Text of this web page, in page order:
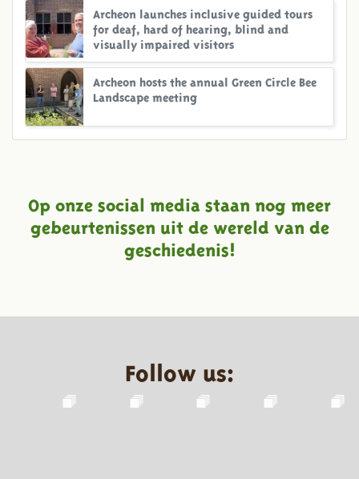
Archeon launches inclusive guided tours
for deaf, hard of hearing, blind and
visually impaired visitors
Archeon hosts the annual Green Circle Bee
Landscape meeting
Op onze social media staan nog meer
gebeurtenissen uit de wereld van de
geschiedenis!
Follow us: